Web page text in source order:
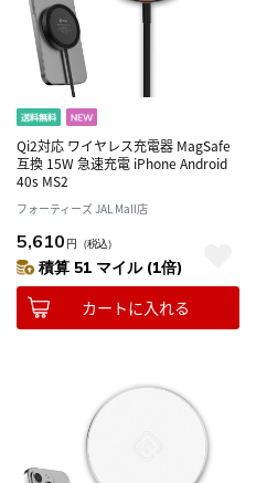
Qi2対応 ワイヤレス充電器 MagSafe
互換 15W 急速充電 iPhone Android
40s MS2
フォーティーズ JAL Mall店
5,610 円 （税込）
積算 51 マイル (1倍)
カートに入れる